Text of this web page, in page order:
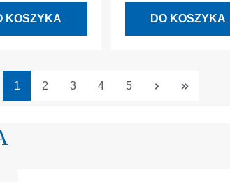
KOSZYKA DO KOSZYKA
Strona
1 Strona
2 Strona
3 Strona
4 Strona
5